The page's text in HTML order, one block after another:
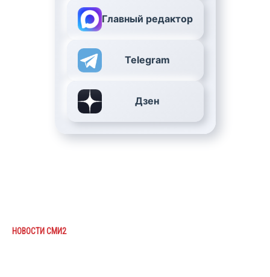
Главный редактор
Telegram
Дзен
НОВОСТИ СМИ2